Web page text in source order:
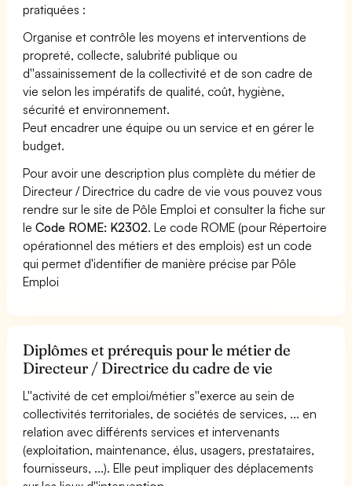
pratiquées :
Organise et contrôle les moyens et interventions de
propreté, collecte, salubrité publique ou
d''assainissement de la collectivité et de son cadre de
vie selon les impératifs de qualité, coût, hygiène,
sécurité et environnement.
Peut encadrer une équipe ou un service et en gérer le
budget.
Pour avoir une description plus complète du métier de
Directeur / Directrice du cadre de vie vous pouvez vous
rendre sur le site de Pôle Emploi et consulter la fiche sur
leCode ROME: K2302. Le code ROME (pour Répertoire
opérationnel des métiers et des emplois) est un code
qui permet d'identifier de manière précise par Pôle
Emploi
Diplômes et prérequis pour le métier de
Directeur / Directrice du cadre de vie
L''activité de cet emploi/métier s''exerce au sein de
collectivités territoriales, de sociétés de services, ... en
relation avec différents services et intervenants
(exploitation, maintenance, élus, usagers, prestataires,
fournisseurs, ...). Elle peut impliquer des déplacements